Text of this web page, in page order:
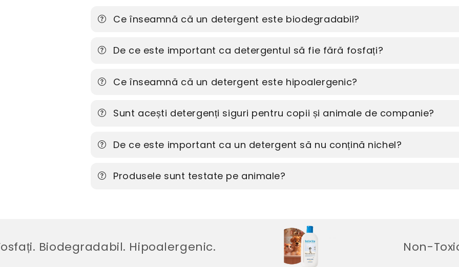
Ce înseamnă că un detergent este biodegradabil?
De ce este important ca detergentul să fie fără fosfați?
Ce înseamnă că un detergent este hipoalergenic?
Sunt acești detergenți siguri pentru copii și animale de companie?
De ce este important ca un detergent să nu conțină nichel?
Produsele sunt testate pe animale?
Biodegradabil. Hipoalergenic. Non-Toxic.